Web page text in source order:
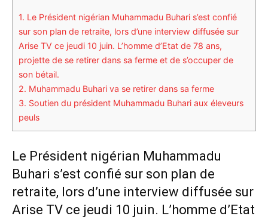
1. Le Président nigérian Muhammadu Buhari s’est confié
sur son plan de retraite, lors d’une interview diffusée sur
Arise TV ce jeudi 10 juin. L’homme d’Etat de 78 ans,
projette de se retirer dans sa ferme et de s’occuper de
son bétail.
2. Muhammadu Buhari va se retirer dans sa ferme
3. Soutien du président Muhammadu Buhari aux éleveurs
peuls
Le Président nigérian Muhammadu
Buhari s’est confié sur son plan de
retraite, lors d’une interview diffusée sur
Arise TV ce jeudi 10 juin. L’homme d’Etat